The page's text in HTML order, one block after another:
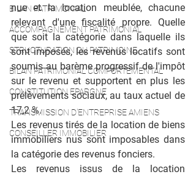
BILAN PATRIMONIAL
ACCOMPAGNEMENT PATRIMONIAL
STRUCTURATION DU PATRIMOINE
BILAN PATRIMONIAL COMPORTEMENTAL
CONSTITUTION EPARGNE
TRANSMISSION D'ENTREPRISE AMIENS
CONSEILLER IMMOBILIER
nue et la location meublée, chacune
relevant d'une fiscalité propre. Quelle
que soit la catégorie dans laquelle ils
sont imposés, les revenus locatifs sont
soumis au barème progressif de l'impôt
sur le revenu et supportent en plus les
prélèvements sociaux, au taux actuel de
17,2 %.
Les revenus tirés de la location de biens
immobiliers nus sont imposables dans
la catégorie des revenus fonciers.
Les revenus issus de la location